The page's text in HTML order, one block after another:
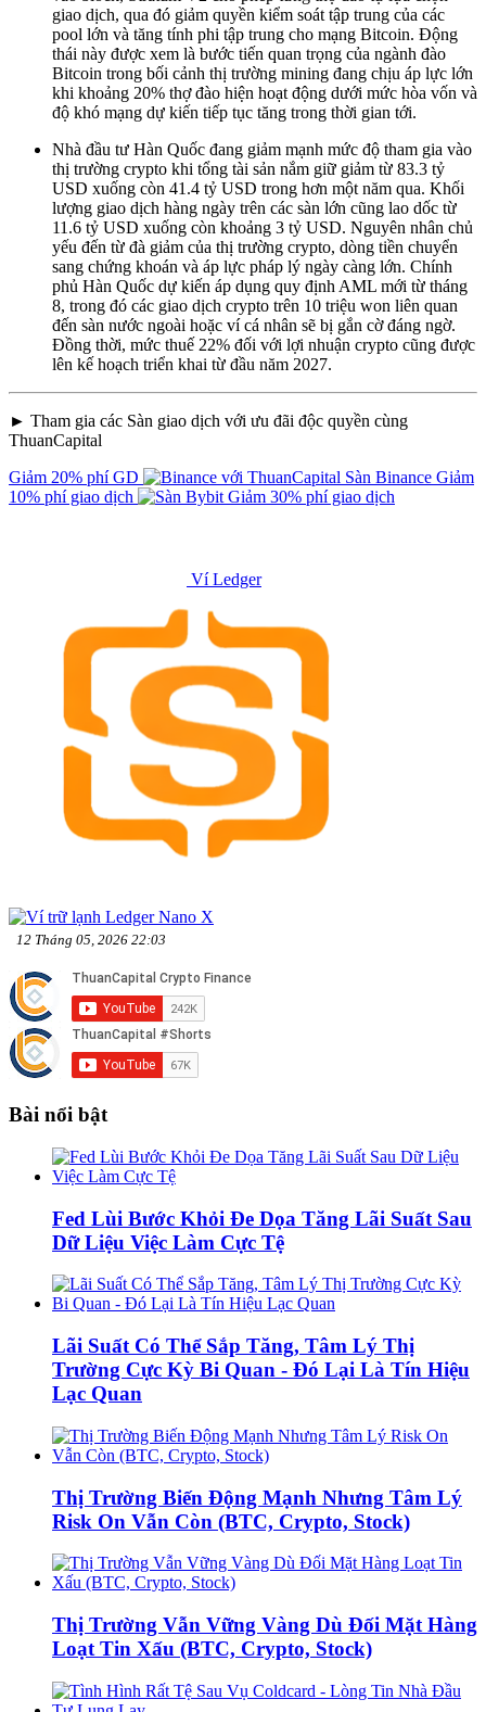
giao dịch, qua đó giảm quyền kiểm soát tập trung của các
pool lớn và tăng tính phi tập trung cho mạng Bitcoin. Động
thái này được xem là bước tiến quan trọng của ngành đào
Bitcoin trong bối cảnh thị trường mining đang chịu áp lực lớn
khi khoảng 20% thợ đào hiện hoạt động dưới mức hòa vốn và
độ khó mạng dự kiến tiếp tục tăng trong thời gian tới.
Nhà đầu tư Hàn Quốc đang giảm mạnh mức độ tham gia vào
thị trường crypto khi tổng tài sản nắm giữ giảm từ 83.3 tỷ
USD xuống còn 41.4 tỷ USD trong hơn một năm qua. Khối
lượng giao dịch hàng ngày trên các sàn lớn cũng lao dốc từ
11.6 tỷ USD xuống còn khoảng 3 tỷ USD. Nguyên nhân chủ
yếu đến từ đà giảm của thị trường crypto, dòng tiền chuyển
sang chứng khoán và áp lực pháp lý ngày càng lớn. Chính
phủ Hàn Quốc dự kiến áp dụng quy định AML mới từ tháng
8, trong đó các giao dịch crypto trên 10 triệu won liên quan
đến sàn nước ngoài hoặc ví cá nhân sẽ bị gắn cờ đáng ngờ.
Đồng thời, mức thuế 22% đối với lợi nhuận crypto cũng được
lên kế hoạch triển khai từ đầu năm 2027.
► Tham gia các Sàn giao dịch với ưu đãi độc quyền cùng
ThuanCapital
Giảm 20% phí GD
Sàn Binance Giảm
10% phí giao dịch
Giảm 30% phí giao dịch
Ví Ledger
12 Tháng 05, 2026 22:03
Bài nổi bật
Fed Lùi Bước Khỏi Đe Dọa Tăng Lãi Suất Sau
Dữ Liệu Việc Làm Cực Tệ
Lãi Suất Có Thể Sắp Tăng, Tâm Lý Thị
Trường Cực Kỳ Bi Quan - Đó Lại Là Tín Hiệu
Lạc Quan
Thị Trường Biến Động Mạnh Nhưng Tâm Lý
Risk On Vẫn Còn (BTC, Crypto, Stock)
Thị Trường Vẫn Vững Vàng Dù Đối Mặt Hàng
Loạt Tin Xấu (BTC, Crypto, Stock)